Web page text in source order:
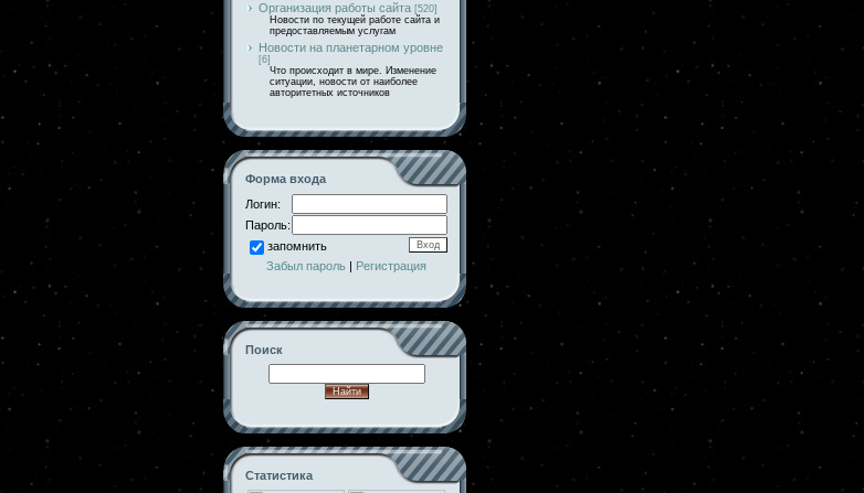
Организация работы сайта [520]
Новости по текущей работе сайта и
предоставляемым услугам
Новости на планетарном уровне
[6]
Что происходит в мире. Изменение
ситуации, новости от наиболее
авторитетных источников
Форма входа
Логин:
Пароль:
запомнить
Забыл пароль | Регистрация
Поиск
Статистика